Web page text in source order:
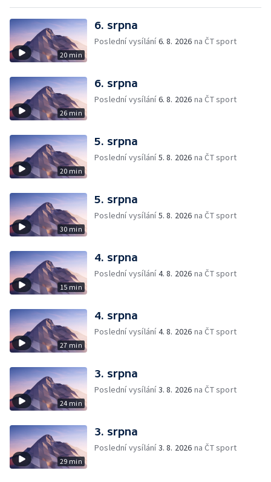
20 min
6. srpna
Poslední vysílání6. 8. 2026 na ČT sport
26 min
6. srpna
Poslední vysílání6. 8. 2026 na ČT sport
20 min
5. srpna
Poslední vysílání5. 8. 2026 na ČT sport
30 min
5. srpna
Poslední vysílání5. 8. 2026 na ČT sport
15 min
4. srpna
Poslední vysílání4. 8. 2026 na ČT sport
27 min
4. srpna
Poslední vysílání4. 8. 2026 na ČT sport
24 min
3. srpna
Poslední vysílání3. 8. 2026 na ČT sport
29 min
3. srpna
Poslední vysílání3. 8. 2026 na ČT sport